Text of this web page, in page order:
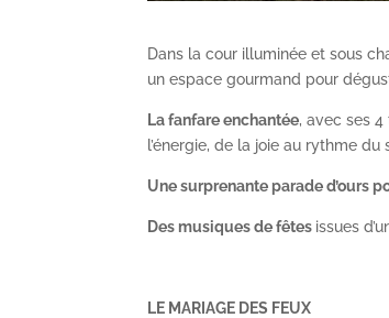
Dans la cour illuminée et sous
un espace gourmand pour
La fanfare enchantée, avec ses
l’énergie, de la joie au rythme
Une surprenante parade d’ours
Des musiques de fêtes issues
LE MARIAGE DES FEUX